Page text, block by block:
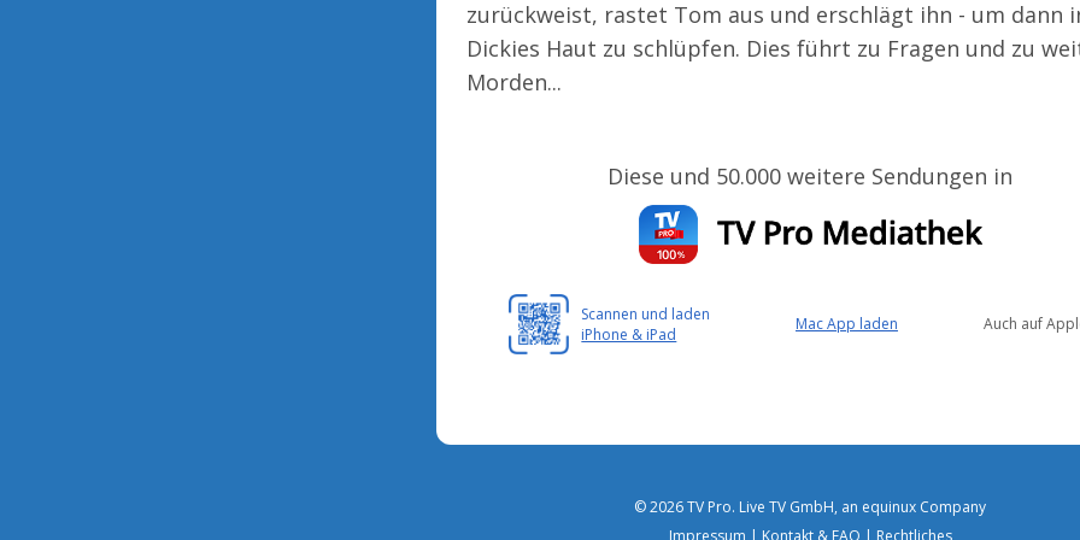
zurückweist, rastet Tom aus und erschlägt ihn - um dann
Dickies Haut zu schlüpfen. Dies führt zu Fragen und zu
Morden...
Diese und 50.000 weitere Sendungen in
Scannen und laden
iPhone & iPad
Mac App laden Auch auf
© 2026 TV Pro. Live TV GmbH, an equinux Company
Impressum | Kontakt & FAQ | Rechtliches